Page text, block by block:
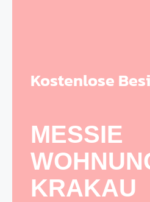
Kostenlose
MESSIE
KRAKAU